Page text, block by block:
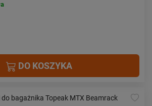
DO KOSZYKA